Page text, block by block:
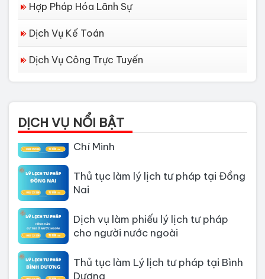
Hợp Pháp Hóa Lãnh Sự
Dịch Vụ Kế Toán
Dịch Vụ Công Trực Tuyến
DỊCH VỤ NỔI BẬT
Dịch vụ làm Lý lịch tư pháp tại Đà
Thủ tục làm Lý Lịch Tư Pháp tại Hồ
Chí Minh
Thủ tục làm lý lịch tư pháp tại Đồng
Nai
Dịch vụ làm phiếu lý lịch tư pháp
cho người nước ngoài
Thủ tục làm Lý lịch tư pháp tại Bình
Dương